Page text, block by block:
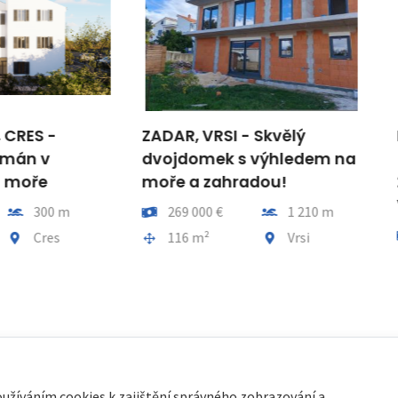
VRSI - Skvělý
s výhledem na
a zahradou!
000 € Vzdálenost od moře
1 210 m
celkem
m² Obec, část obce
RIJEKA, VIŠKOVO - byt
(67 m2) V
2+1, MĚSTSKÁ BUDOVA
VIŠKOVO!
216 000 €
Obec,